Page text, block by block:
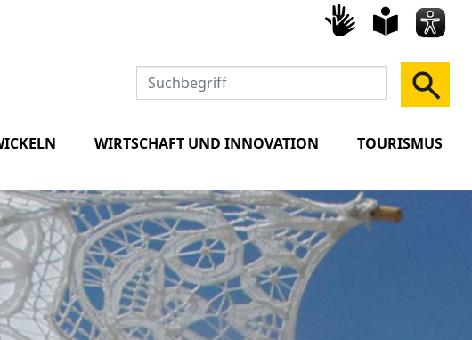
WIRTSCHAFT UND INNOVATION TOURISMUS